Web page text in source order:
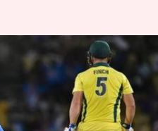
फाइनल
के बीच
बैटल
pm